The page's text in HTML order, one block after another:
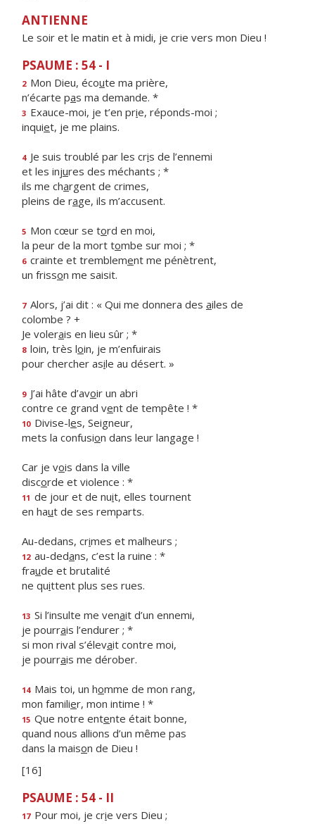
ANTIENNE
Le soir et le matin et à midi, je crie vers mon Dieu !
PSAUME : 54 - I
2 Mon Dieu, écoute ma prière,
n’écarte pas ma demande. *
3 Exauce-moi, je t’en prie, réponds-moi ;
inquiet, je me plains.
4 Je suis troublé par les cris de l’ennemi
et les injures des méchants ; *
ils me chargent de crimes,
pleins de rage, ils m’accusent.
5 Mon cœur se tord en moi,
la peur de la mort tombe sur moi ; *
6 crainte et tremblement me pénètrent,
un frisson me saisit.
7 Alors, j’ai dit : « Qui me donnera des ailes de
colombe ? +
Je volerais en lieu sûr ; *
8 loin, très loin, je m’enfuirais
pour chercher asile au désert. »
9 J’ai hâte d’avoir un abri
contre ce grand vent de tempête ! *
10 Divise-les, Seigneur,
mets la confusion dans leur langage !
Car je vois dans la ville
discorde et violence : *
11 de jour et de nuit, elles tournent
en haut de ses remparts.
Au-dedans, crimes et malheurs ;
12 au-dedans, c’est la ruine : *
fraude et brutalité
ne quittent plus ses rues.
13 Si l’insulte me venait d’un ennemi,
je pourrais l’endurer ; *
si mon rival s’élevait contre moi,
je pourrais me dérober.
14 Mais toi, un homme de mon rang,
mon familier, mon intime ! *
15 Que notre entente était bonne,
quand nous allions d’un même pas
dans la maison de Dieu !
[16]
PSAUME : 54 - II
17 Pour moi, je crie vers Dieu ;